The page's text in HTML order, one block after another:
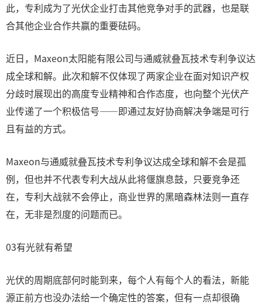
此，专利成为了光伏企业打击其他竞争对手的武器，也是联
合其他企业合作共赢的重要砝码。
近日，Maxeon太阳能有限公司与通威就叠瓦技术专利争议达
成全球和解。此次和解不仅体现了两家企业在面对知识产权
分歧时展现出的高度专业精神和合作态度，也向整个光伏产
业传递了一个积极信号——即通过友好协商解决争端是可行
且有益的方式。
Maxeon与通威就叠瓦技术专利争议达成全球和解不会是孤
例，但也并不代表专利大战从此将偃旗息鼓，只要竞争还
在，专利大战就不会停止，商业世界的黑暗森林法则一直存
在，无非是烈度的问题而已。
03有光就有希望
光伏的周期底部何时能到来，每个人有每个人的看法，新能
源正前方也没办法给一个确定性的答案，但有一点却很确